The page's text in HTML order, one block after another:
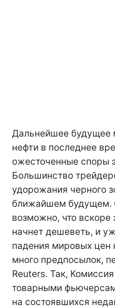
Дальнейшее будущее
нефти в последнее
ожесточенные споры
Большинство
удорожания черного
ближайшем будущем.
возможно, что вскоре
начнет дешеветь, и
падения мировых цен
много предпосылок,
Reuters. Так,
товарными
на состоявшихся